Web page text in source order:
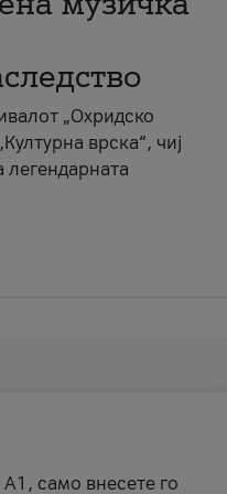
„Охридско
врска“, чиј
легендарната
А1, само внесете го